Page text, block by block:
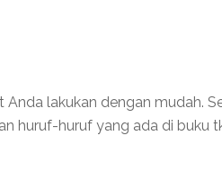
lakukan dengan mudah.
huruf-huruf yang ada di buku